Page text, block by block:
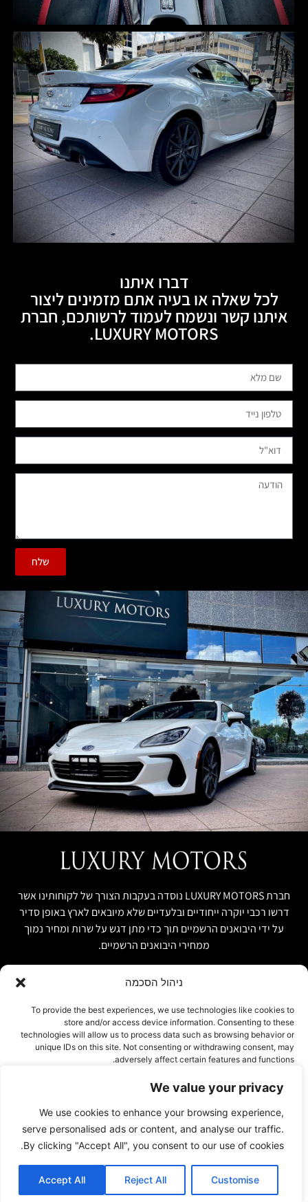
We value your privacy
We use cookies to enhance your browsing experience,
serve personalised ads or content, and analyse our traffic.
By clicking "Accept All", you consent to our use of cookies.
Customise
Reject All
Accept All
ניהול הסכמה
To provide the best experiences, we use technologies like cookies to
store and/or access device information. Consenting to these
technologies will allow us to process data such as browsing behavior or
unique IDs on this site. Not consenting or withdrawing consent, may
adversely affect certain features and functions.
דחייה
Cookie Policy
דברו איתנו
לכל שאלה או בעיה אתם מזמינים ליצור
איתנו קשר ונשמח לעמוד לרשותכם, חברת
LUXURY MOTORS.
שלח
חברת LUXURY MOTORS נוסדה בעקבות הצורך של לקוחותינו אשר
דרשו רכבי יוקרה ייחודיים ובלעדיים שלא מיובאים לארץ באופן סדיר
על ידי היבואנים הרשמיים תוך כדי מתן דגש על שרות ומחיר נמוך
ממחירי היבואנים הרשמיים.
אודות
יבוא אישי ויבוא מקביל
טרייד אין ומשומשות
רכבים למכירה במלאי
צור קשר
עמוד פרטיות
074-7408590
office@luxury-motors.co.il
© 2023 By INTERWEB DIGITAL